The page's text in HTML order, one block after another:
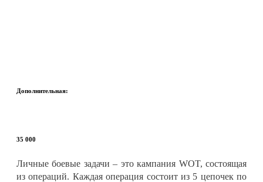
Дополнительная:
35 000
Личные боевые задачи – это кампания WOT, состоящая
из операций. Каждая операция состоит из 5 цепочек по